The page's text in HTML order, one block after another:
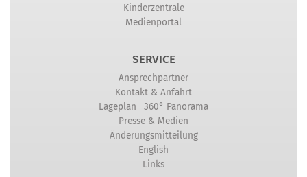
Kinderzentrale
Medienportal
SERVICE
Ansprechpartner
Kontakt & Anfahrt
Lageplan | 360° Panorama
Presse & Medien
Änderungsmitteilung
English
Links